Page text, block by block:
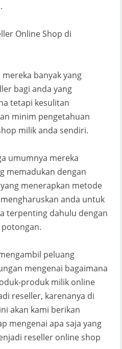
Online Shop di
banyak yang
bagi anda yang
tetapi kesulitan
minim pengetahuan
milik anda sendiri.
umumnya mereka
memadukan dengan
menerapkan metode
anda untuk
terpenting dahulu dengan
peluang
mengenai bagaimana
produk milik online
reseller, karenanya di
akan kami berikan
mengenai apa saja yang
reseller online shop